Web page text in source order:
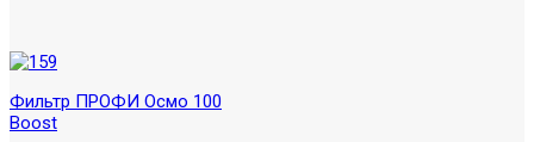
Фильтр ПРОФИ Осмо 100
Boost